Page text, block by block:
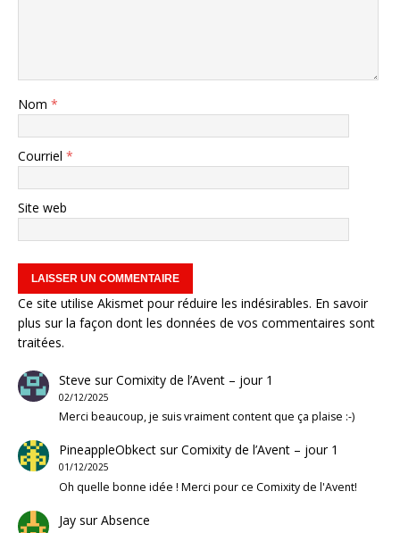
Nom *
Courriel *
Site web
Ce site utilise Akismet pour réduire les indésirables. En savoir
plus sur la façon dont les données de vos commentaires sont
traitées.
Steve surComixity de l’Avent – jour 1
02/12/2025
Merci beaucoup, je suis vraiment content que ça plaise :-)
PineappleObkectsurComixity de l’Avent – jour 1
01/12/2025
Oh quelle bonne idée ! Merci pour ce Comixity de l'Avent!
JaysurAbsence